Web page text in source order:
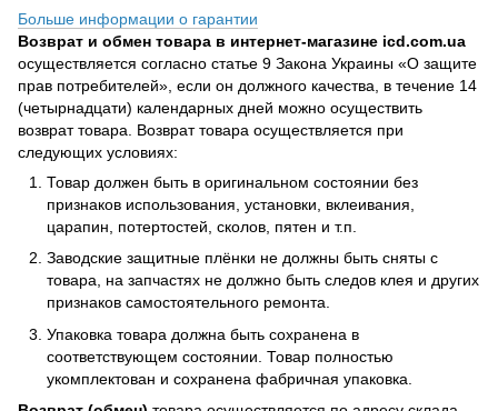
Больше информации о гарантии
Возврат и обмен товара в интернет-магазине icd.com.ua
осуществляется согласно статье 9 Закона Украины «О защите
прав потребителей», если он должного качества, в течение 14
(четырнадцати) календарных дней можно осуществить
возврат товара. Возврат товара осуществляется при
следующих условиях:
Товар должен быть в оригинальном состоянии без
признаков использования, установки, вклеивания,
царапин, потертостей, сколов, пятен и т.п.
Заводские защитные плёнки не должны быть сняты с
товара, на запчастях не должно быть следов клея и других
признаков самостоятельного ремонта.
Упаковка товара должна быть сохранена в
соответствующем состоянии. Товар полностью
укомплектован и сохранена фабричная упаковка.